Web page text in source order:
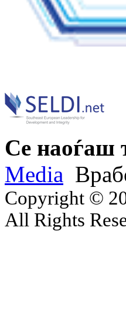
Се наоѓаш
Media
Copyright ©
All Rights